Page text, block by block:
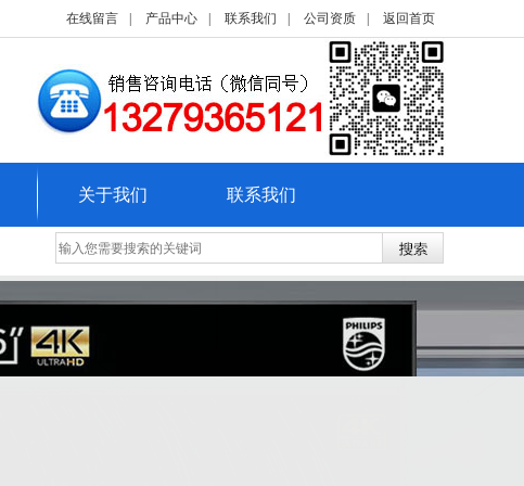
在线留言 产品中心 联系我们 公司资质 返回首页
关于我们 联系我们